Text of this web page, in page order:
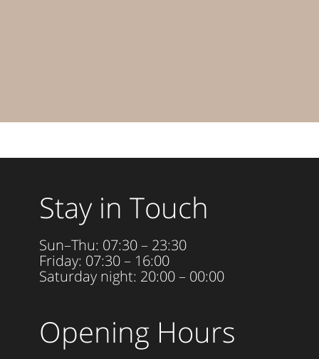
Opening Hours
Stay in Touch
Sun–Thu: 07:30 – 23:30
Friday: 07:30 – 16:00
Saturday night: 20:00 – 00:00